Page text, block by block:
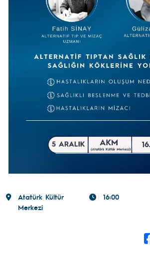
Atatürk Kültür
Merkezi
16:00